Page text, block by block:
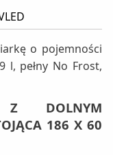
o pojemności
l, pełny No Frost,
DOLNYM
186 X 60